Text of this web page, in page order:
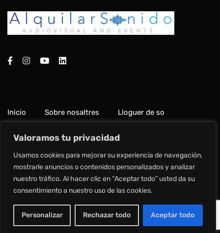
Valoramos tu privacidad
Usamos cookies para mejorar su experiencia de navegación,
mostrarle anuncios o contenidos personalizados y analizar
nuestro tráfico. Al hacer clic en “Aceptar todo” usted da su
consentimiento a nuestro uso de las cookies.
Personalizar Rechazar todo Aceptar todo
Inicio Sobre nosaltres Lloguer de so
Paquetes de so Galeria
Avís legal Política de Privadesa
Copyright © 2024 Alquilar Sonido.